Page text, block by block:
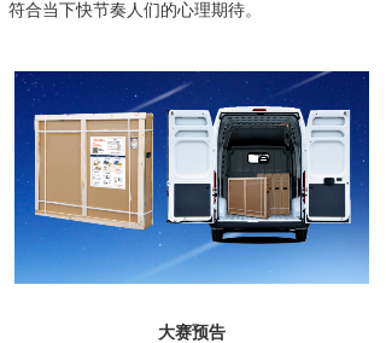
符合当下快节奏人们的心理期待。
大赛预告